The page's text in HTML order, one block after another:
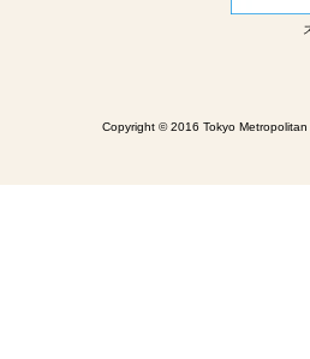
Copyright © 2016 Tokyo Metropolitan